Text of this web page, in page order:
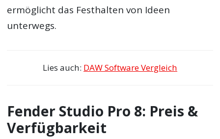
ermöglicht das Festhalten von Ideen
unterwegs.
Lies auch: DAW Software Vergleich
Fender Studio Pro 8: Preis &
Verfügbarkeit